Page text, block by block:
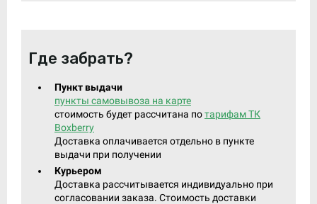
Где забрать?
Пункт выдачи
пункты самовывоза на карте
стоимость будет рассчитана потарифам ТК
Boxberry
Доставка оплачивается отдельно в пункте
выдачи при получении
Курьером
Доставка рассчитывается индивидуально при
согласовании заказа. Стоимость доставки